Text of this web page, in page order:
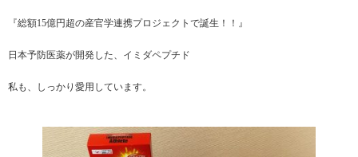
『総額15億円超の産官学連携プロジェクトで誕生！！』
日本予防医薬が開発した、イミダペプチド
私も、しっかり愛用しています。